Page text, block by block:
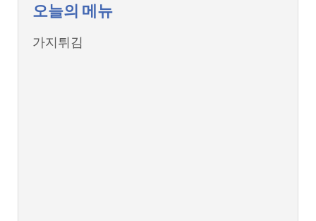
오늘의 메뉴
가지튀김